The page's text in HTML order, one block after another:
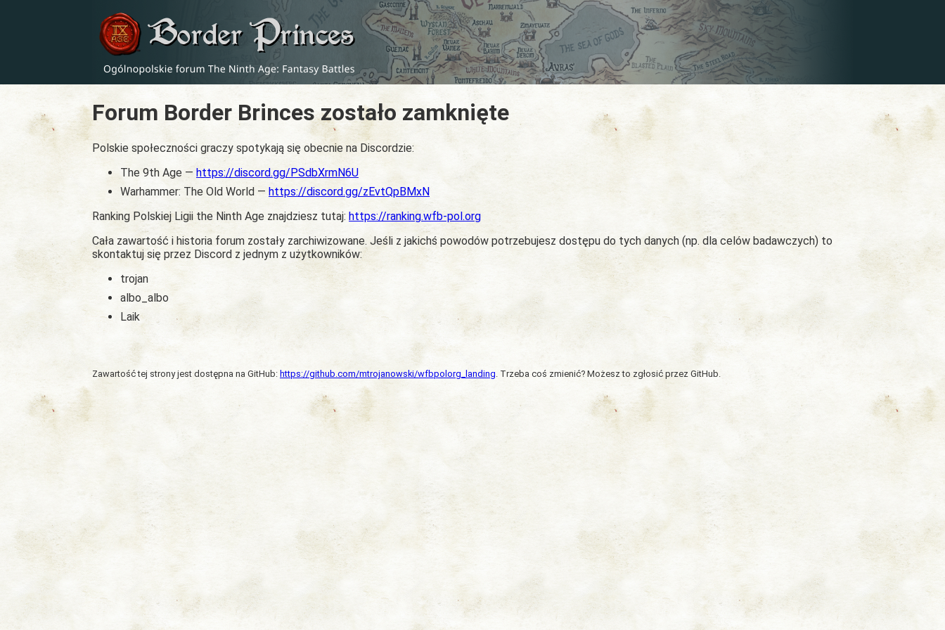
Forum Border Brinces zostało zamknięte
Polskie społeczności graczy spotykają się obecnie na Discordzie:
The 9th Age — https://discord.gg/PSdbXrmN6U
Warhammer: The Old World — https://discord.gg/zEvtQpBMxN
Ranking Polskiej Ligii the Ninth Age znajdziesz tutaj: https://ranking.wfb-pol.org
Cała zawartość i historia forum zostały zarchiwizowane. Jeśli z jakichś powodów potrzebujesz dostępu do tych danych (np. dla celów badawczych) to
skontaktuj się przez Discord z jednym z użytkowników:
trojan
albo_albo
Laik
Zawartość tej strony jest dostępna na GitHub: https://github.com/mtrojanowski/wfbpolorg_landing . Trzeba coś zmienić? Możesz to zgłosić przez GitHub.